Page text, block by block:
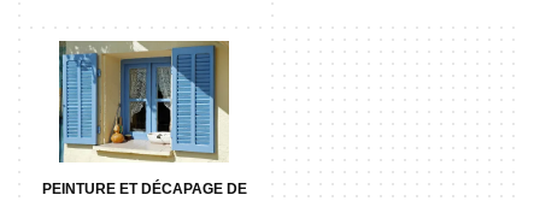
PEINTURE ET DÉCAPAGE DE